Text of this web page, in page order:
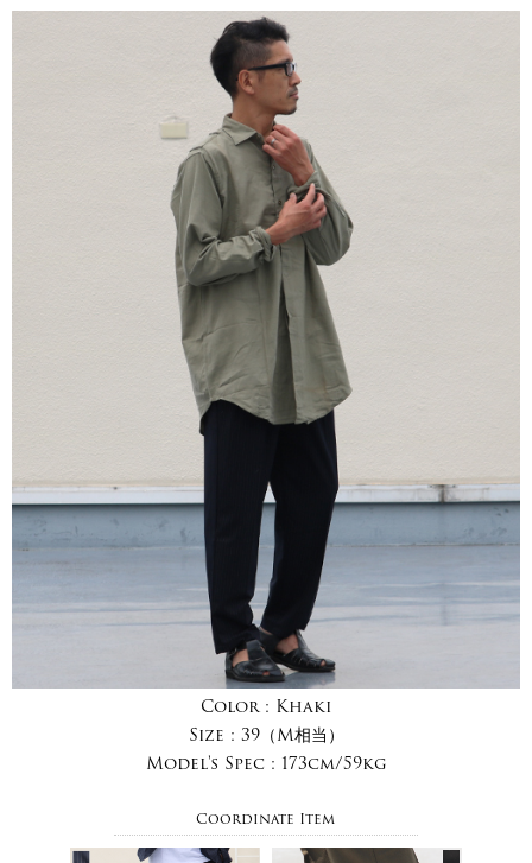
Color : Khaki
Size : 39（M相当）
Model's Spec : 173cm/59kg
Coordinate Item